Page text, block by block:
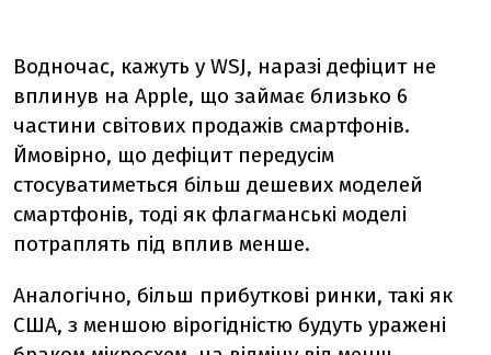
Водночас, кажуть у WSJ, наразі дефіцит не
вплинув на Apple, що займає близько 6
частини світових продажів смартфонів.
Ймовірно, що дефіцит передусім
стосуватиметься більш дешевих моделей
смартфонів, тоді як флагманські моделі
потраплять під вплив менше.
Аналогічно, більш прибуткові ринки, такі як
США, з меншою вірогідністю будуть уражені